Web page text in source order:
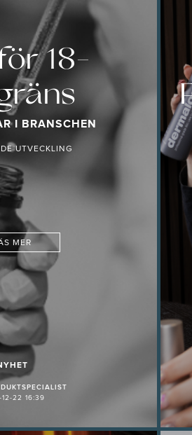
18-
I BRANSCHEN
UTVECKLING
MER
22 16:39